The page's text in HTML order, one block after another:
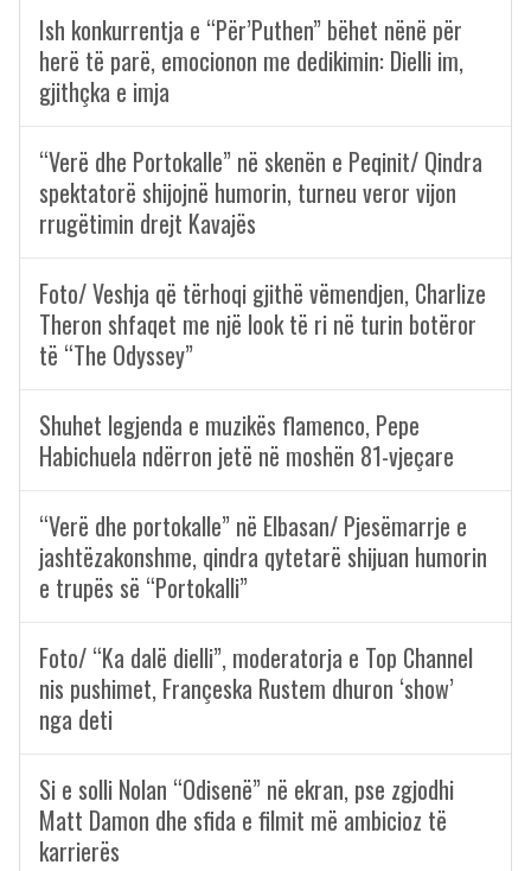
Ish konkurrentja e “Për’Puthen” bëhet nënë për
herë të parë, emocionon me dedikimin: Dielli im,
gjithçka e imja
“Verë dhe Portokalle” në skenën e Peqinit/ Qindra
spektatorë shijojnë humorin, turneu veror vijon
rrugëtimin drejt Kavajës
Foto/ Veshja që tërhoqi gjithë vëmendjen, Charlize
Theron shfaqet me një look të ri në turin botëror
të “The Odyssey”
Shuhet legjenda e muzikës flamenco, Pepe
Habichuela ndërron jetë në moshën 81-vjeçare
“Verë dhe portokalle” në Elbasan/ Pjesëmarrje e
jashtëzakonshme, qindra qytetarë shijuan humorin
e trupës së “Portokalli”
Foto/ “Ka dalë dielli”, moderatorja e Top Channel
nis pushimet, Françeska Rustem dhuron ‘show’
nga deti
Si e solli Nolan “Odisenë” në ekran, pse zgjodhi
Matt Damon dhe sfida e filmit më ambicioz të
karrierës